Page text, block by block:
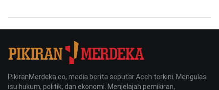
PikiranMerdeka.co, media berita seputar Aceh terkini. Mengulas
isu hukum, politik, dan ekonomi. Menjelajah pemikiran,